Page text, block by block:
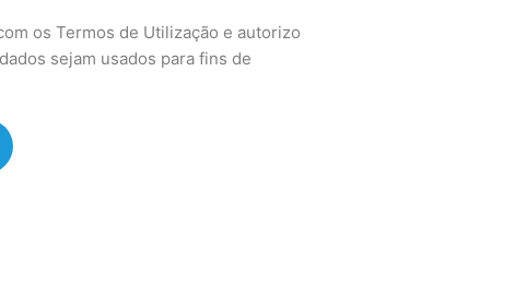
os Termos de Utilização e autorizo
sejam usados para fins de